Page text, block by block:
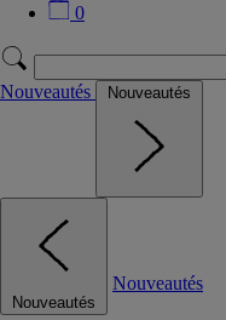
0
Nouveautés Nouveautés
Nouveautés
Nouveautés